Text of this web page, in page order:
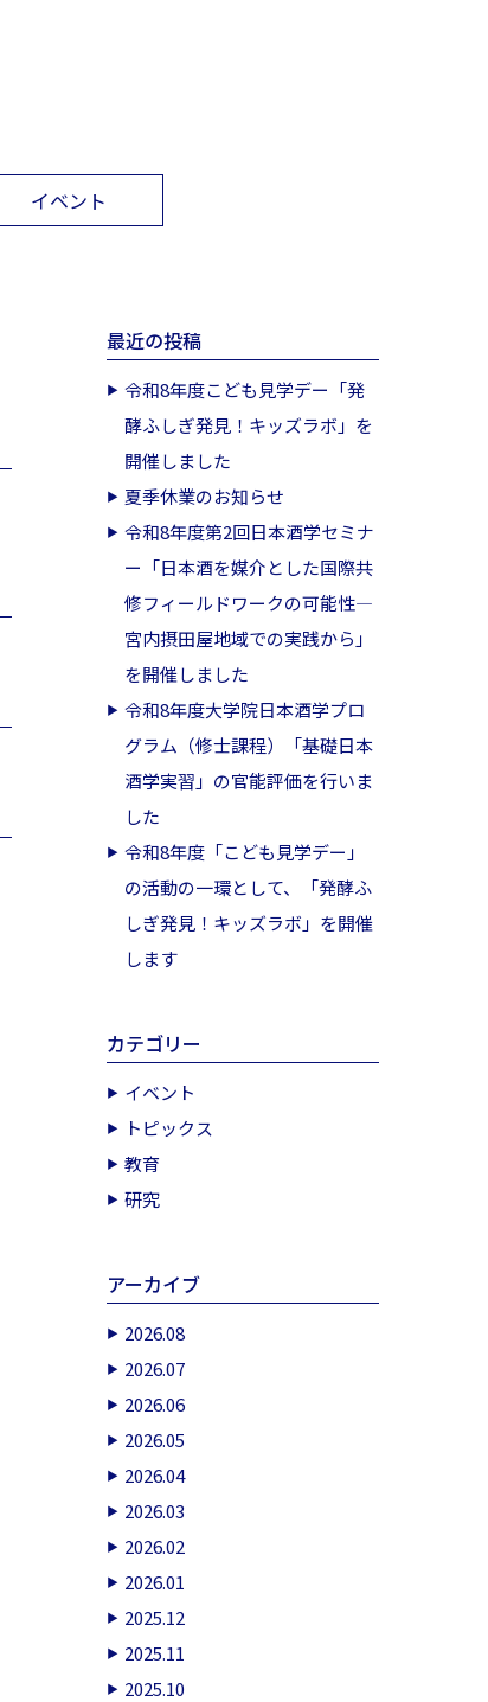
イベント
最近の投稿
令和8年度こども見学デー「発
酵ふしぎ発見！キッズラボ」を
開催しました
夏季休業のお知らせ
令和8年度第2回日本酒学セミナ
ー「日本酒を媒介とした国際共
修フィールドワークの可能性―
宮内摂田屋地域での実践から」
を開催しました
令和8年度大学院日本酒学プロ
グラム（修士課程）「基礎日本
酒学実習」の官能評価を行いま
した
令和8年度「こども見学デー」
の活動の一環として、「発酵ふ
しぎ発見！キッズラボ」を開催
します
カテゴリー
イベント
トピックス
教育
研究
アーカイブ
2026.08
2026.07
2026.06
2026.05
2026.04
2026.03
2026.02
2026.01
2025.12
2025.11
2025.10